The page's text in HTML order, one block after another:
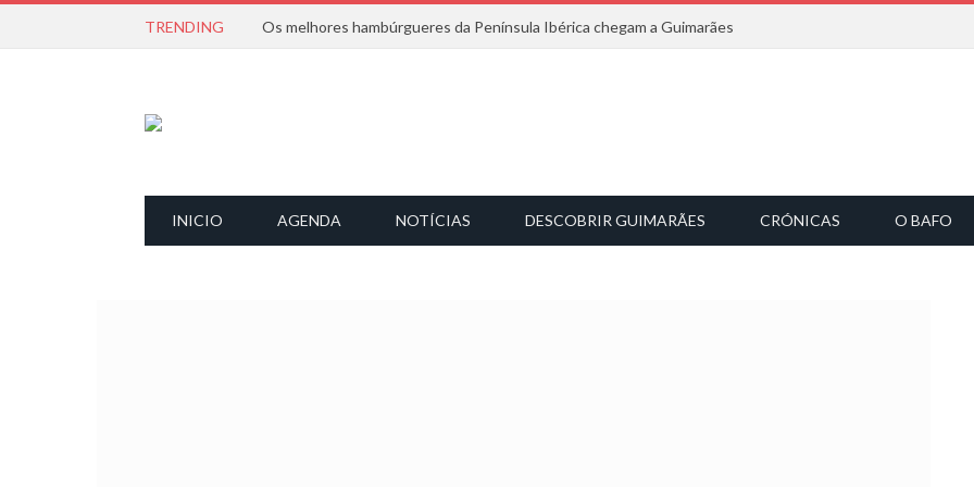
TRENDING Os melhores hambúrgueres da Península Ibérica chegam a Guimarães
INICIO AGENDA NOTÍCIAS DESCOBRIR GUIMARÃES CRÓNICAS O BAFO